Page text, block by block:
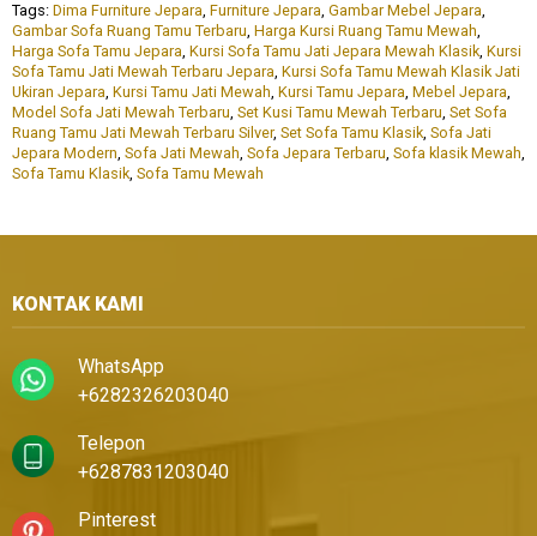
Tags: Dima Furniture Jepara, Furniture Jepara, Gambar Mebel Jepara,
Gambar Sofa Ruang Tamu Terbaru, Harga Kursi Ruang Tamu Mewah,
Harga Sofa Tamu Jepara, Kursi Sofa Tamu Jati Jepara Mewah Klasik, Kursi
Sofa Tamu Jati Mewah Terbaru Jepara, Kursi Sofa Tamu Mewah Klasik Jati
Ukiran Jepara, Kursi Tamu Jati Mewah, Kursi Tamu Jepara, Mebel Jepara,
Model Sofa Jati Mewah Terbaru, Set Kusi Tamu Mewah Terbaru, Set Sofa
Ruang Tamu Jati Mewah Terbaru Silver, Set Sofa Tamu Klasik, Sofa Jati
Jepara Modern, Sofa Jati Mewah, Sofa Jepara Terbaru, Sofa klasik Mewah,
Sofa Tamu Klasik, Sofa Tamu Mewah
KONTAK KAMI
WhatsApp
+6282326203040
Telepon
+6287831203040
Pinterest